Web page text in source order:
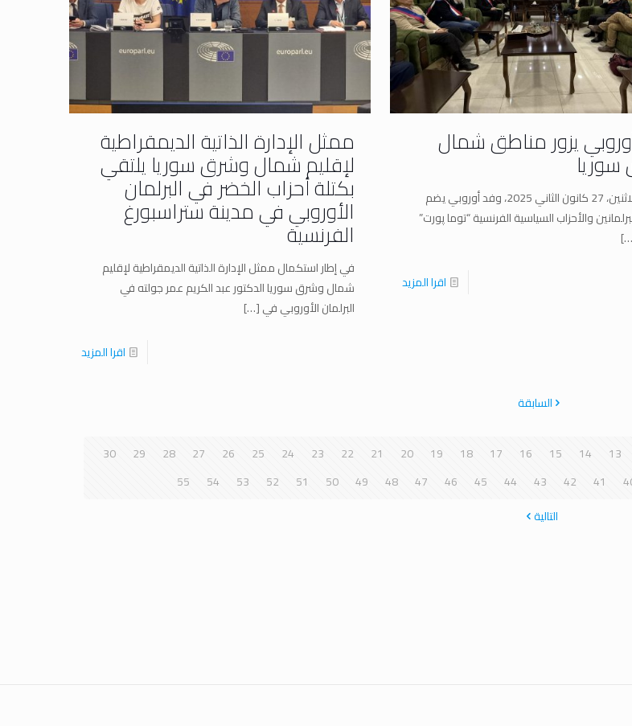
يزور مناطق شمال
زار أمس الاثنين، 27 كانون الثاني 2025، وفد أوروبي يضم
والأحزاب السياسية الفرنسية “توما پورت”
اقرا المزيد
ممثل الإدارة الذاتية الديمقراطية
لإقليم شمال وشرق سوريا يلتقي
بكتلة أحزاب الخضر في البرلمان
الأوروبي في مدينة ستراسبورغ
الفرنسية
في إطار استكمال ممثل الإدارة الذاتية الديمقراطية لإقليم
شمال وشرق سوريا الدكتور عبد الكريم عمر جولته في
البرلمان الأوروبي في[…]
اقرا المزيد
السابقة
13
14
15
16
17
18
19
20
21
22
23
24
25
26
27
28
29
30
41
42
43
44
45
46
47
48
49
50
51
52
53
54
55
التالية